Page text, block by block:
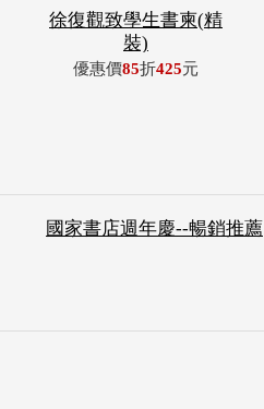
徐復觀致學生書柬(精
裝)
優惠價85折425元
國家書店週年慶--暢銷推薦